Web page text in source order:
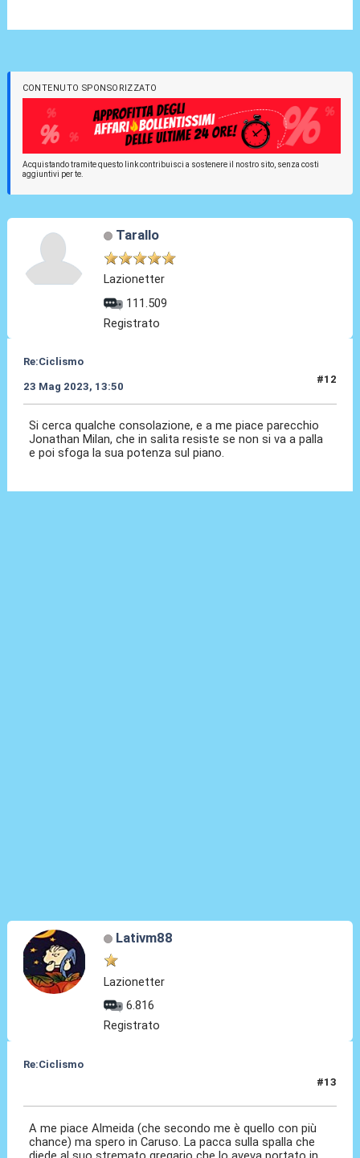
CONTENUTO SPONSORIZZATO
Acquistando tramite questo link contribuisci a sostenere il nostro sito, senza costi
aggiuntivi per te.
Tarallo
Lazionetter
111.509
Registrato
Re:Ciclismo
23 Mag 2023, 13:50
#12
Si cerca qualche consolazione, e a me piace parecchio
Jonathan Milan, che in salita resiste se non si va a palla
e poi sfoga la sua potenza sul piano.
Lativm88
Lazionetter
6.816
Registrato
Re:Ciclismo
#13
A me piace Almeida (che secondo me è quello con più
chance) ma spero in Caruso. La pacca sulla spalla che